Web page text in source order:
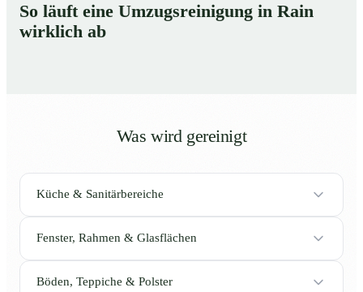
So läuft eine Umzugsreinigung in Rain
wirklich ab
Was wird gereinigt
Küche & Sanitärbereiche
Fenster, Rahmen & Glasflächen
Böden, Teppiche & Polster